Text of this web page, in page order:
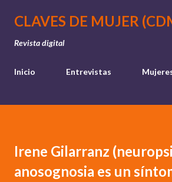
Ir al contenido
CLAVES DE MUJER
Revista digital
Inicio Entrevistas
Irene Gilarranz
anosognosia es un